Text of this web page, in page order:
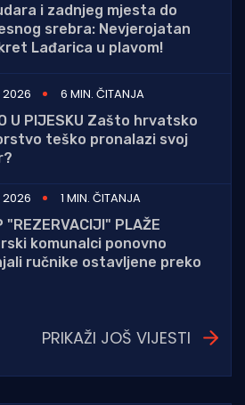
i zadnjeg mjesta do
srebra: Nevjerojatan
Lađarica u plavom!
2026
6 MIN. ČITANJA
U PIJESKU Zašto hrvatsko
teško pronalazi svoj
2026
1 MIN. ČITANJA
"REZERVACIJI" PLAŽE
komunalci ponovno
ručnike ostavljene preko
PRIKAŽI JOŠ VIJESTI